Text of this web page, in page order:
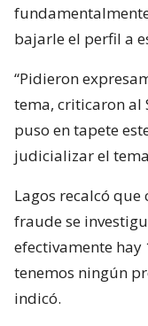
bajarle el perfil a
“Pidieron
tema, criticaron al
puso en tapete
judicializar el
Lagos recalcó
fraude se
efectivamente hay
tenemos ningún
indicó.